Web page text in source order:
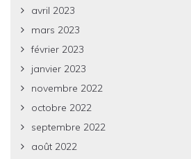
avril 2023
mars 2023
février 2023
janvier 2023
novembre 2022
octobre 2022
septembre 2022
août 2022